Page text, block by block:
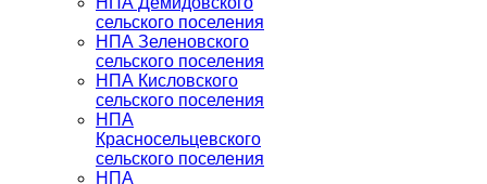
сельского поселения
НПА Зеленовского
сельского поселения
НПА Кисловского
сельского поселения
НПА
Красносельцевского
сельского поселения
НПА